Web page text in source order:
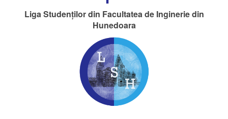
Liga Studenților din Facultatea de Inginerie din
Hunedoara